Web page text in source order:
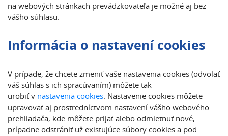
na webových stránkach prevádzkovateľa je možné aj bez
vášho súhlasu.
Informácia o nastavení cookies
V prípade, že chcete zmeniť vaše nastavenia cookies (odvolať
váš súhlas s ich spracúvaním) môžete tak
urobiť v nastavenia cookies. Nastavenie cookies môžete
upravovať aj prostredníctvom nastavení vášho webového
prehliadača, kde môžete prijať alebo odmietnuť nové,
prípadne odstrániť už existujúce súbory cookies a pod.